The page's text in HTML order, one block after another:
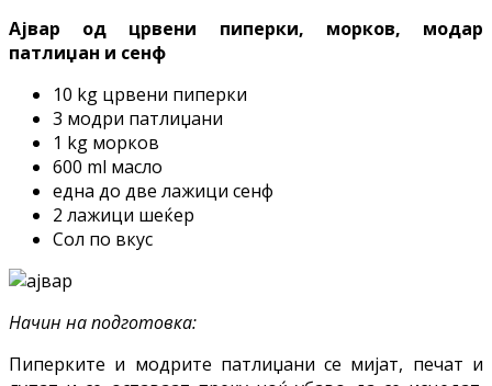
Ајвар од црвени пиперки, морков, модар
патлиџан и сенф
10 kg црвени пиперки
3 модри патлиџани
1 kg морков
600 ml масло
една до две лажици сенф
2 лажици шеќер
Сол по вкус
Начин на подготовка:
Пиперките и модрите патлиџани се мијат, печат и